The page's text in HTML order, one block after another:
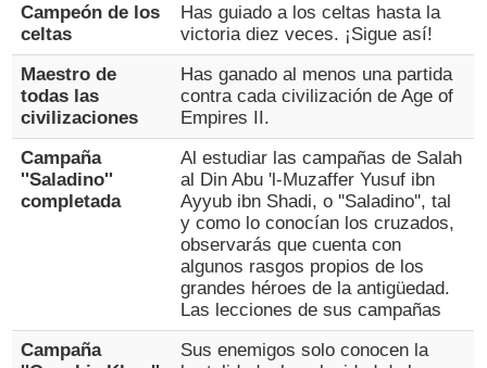
Campeón de los
celtas
Has guiado a los celtas hasta la
victoria diez veces. ¡Sigue así!
Maestro de
todas las
civilizaciones
Has ganado al menos una partida
contra cada civilización de Age of
Empires II.
Campaña
''Saladino''
completada
Al estudiar las campañas de Salah
al Din Abu 'l-Muzaffer Yusuf ibn
Ayyub ibn Shadi, o ''Saladino'', tal
y como lo conocían los cruzados,
observarás que cuenta con
algunos rasgos propios de los
grandes héroes de la antigüedad.
Las lecciones de sus campañas
Campaña
Sus enemigos solo conocen la